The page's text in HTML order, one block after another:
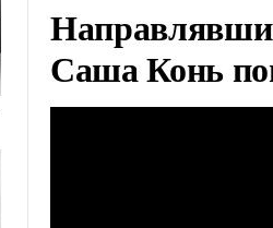
Саша Конь